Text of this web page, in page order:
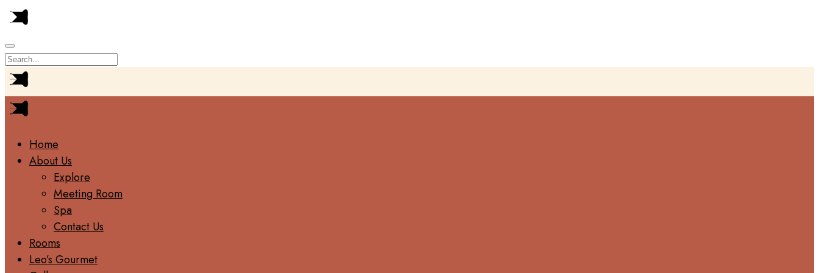
Home
About Us
Explore
Meeting Room
Spa
Contact Us
Rooms
Leo’s Gourmet